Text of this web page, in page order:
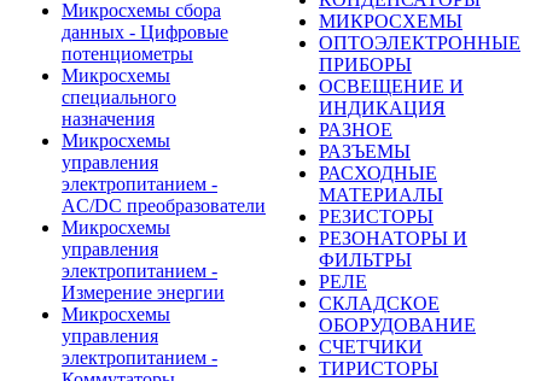
Микросхемы сбора
данных - Цифровые
потенциометры
Микросхемы
специального
назначения
Микросхемы
управления
электропитанием -
AC/DC преобразователи
Микросхемы
управления
электропитанием -
Измерение энергии
Микросхемы
управления
электропитанием -
МИКРОСХЕМЫ
ОПТОЭЛЕКТРОННЫЕ
ПРИБОРЫ
ОСВЕЩЕНИЕ И
ИНДИКАЦИЯ
РАЗНОЕ
РАЗЪЕМЫ
РАСХОДНЫЕ
МАТЕРИАЛЫ
РЕЗИСТОРЫ
РЕЗОНАТОРЫ И
ФИЛЬТРЫ
РЕЛЕ
СКЛАДСКОЕ
ОБОРУДОВАНИЕ
СЧЕТЧИКИ
ТИРИСТОРЫ